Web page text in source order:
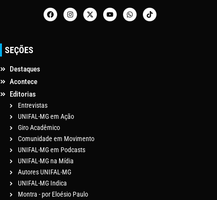
SEÇÕES
Destaques
Acontece
Editorias
Entrevistas
UNIFAL-MG em Ação
Giro Acadêmico
Comunidade em Movimento
UNIFAL-MG em Podcasts
UNIFAL-MG na Mídia
Autores UNIFAL-MG
UNIFAL-MG Indica
Montra - por Eloésio Paulo